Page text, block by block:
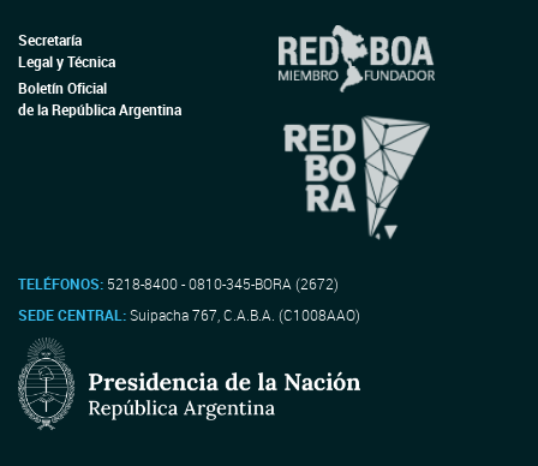
Secretaría
Legal y Técnica
Boletín Oficial
de la República Argentina
TELÉFONOS: 5218-8400 - 0810-345-BORA (2672)
SEDE CENTRAL:Suipacha 767, C.A.B.A. (C1008AAO)